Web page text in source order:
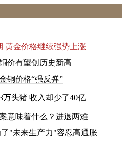
黄金价格继续强势上涨
价有望创历史新高
铜价格“强反弹”
万头猪 收 入却少了40亿
意味着什么？进退两难
"未来生产力"容忍高通胀